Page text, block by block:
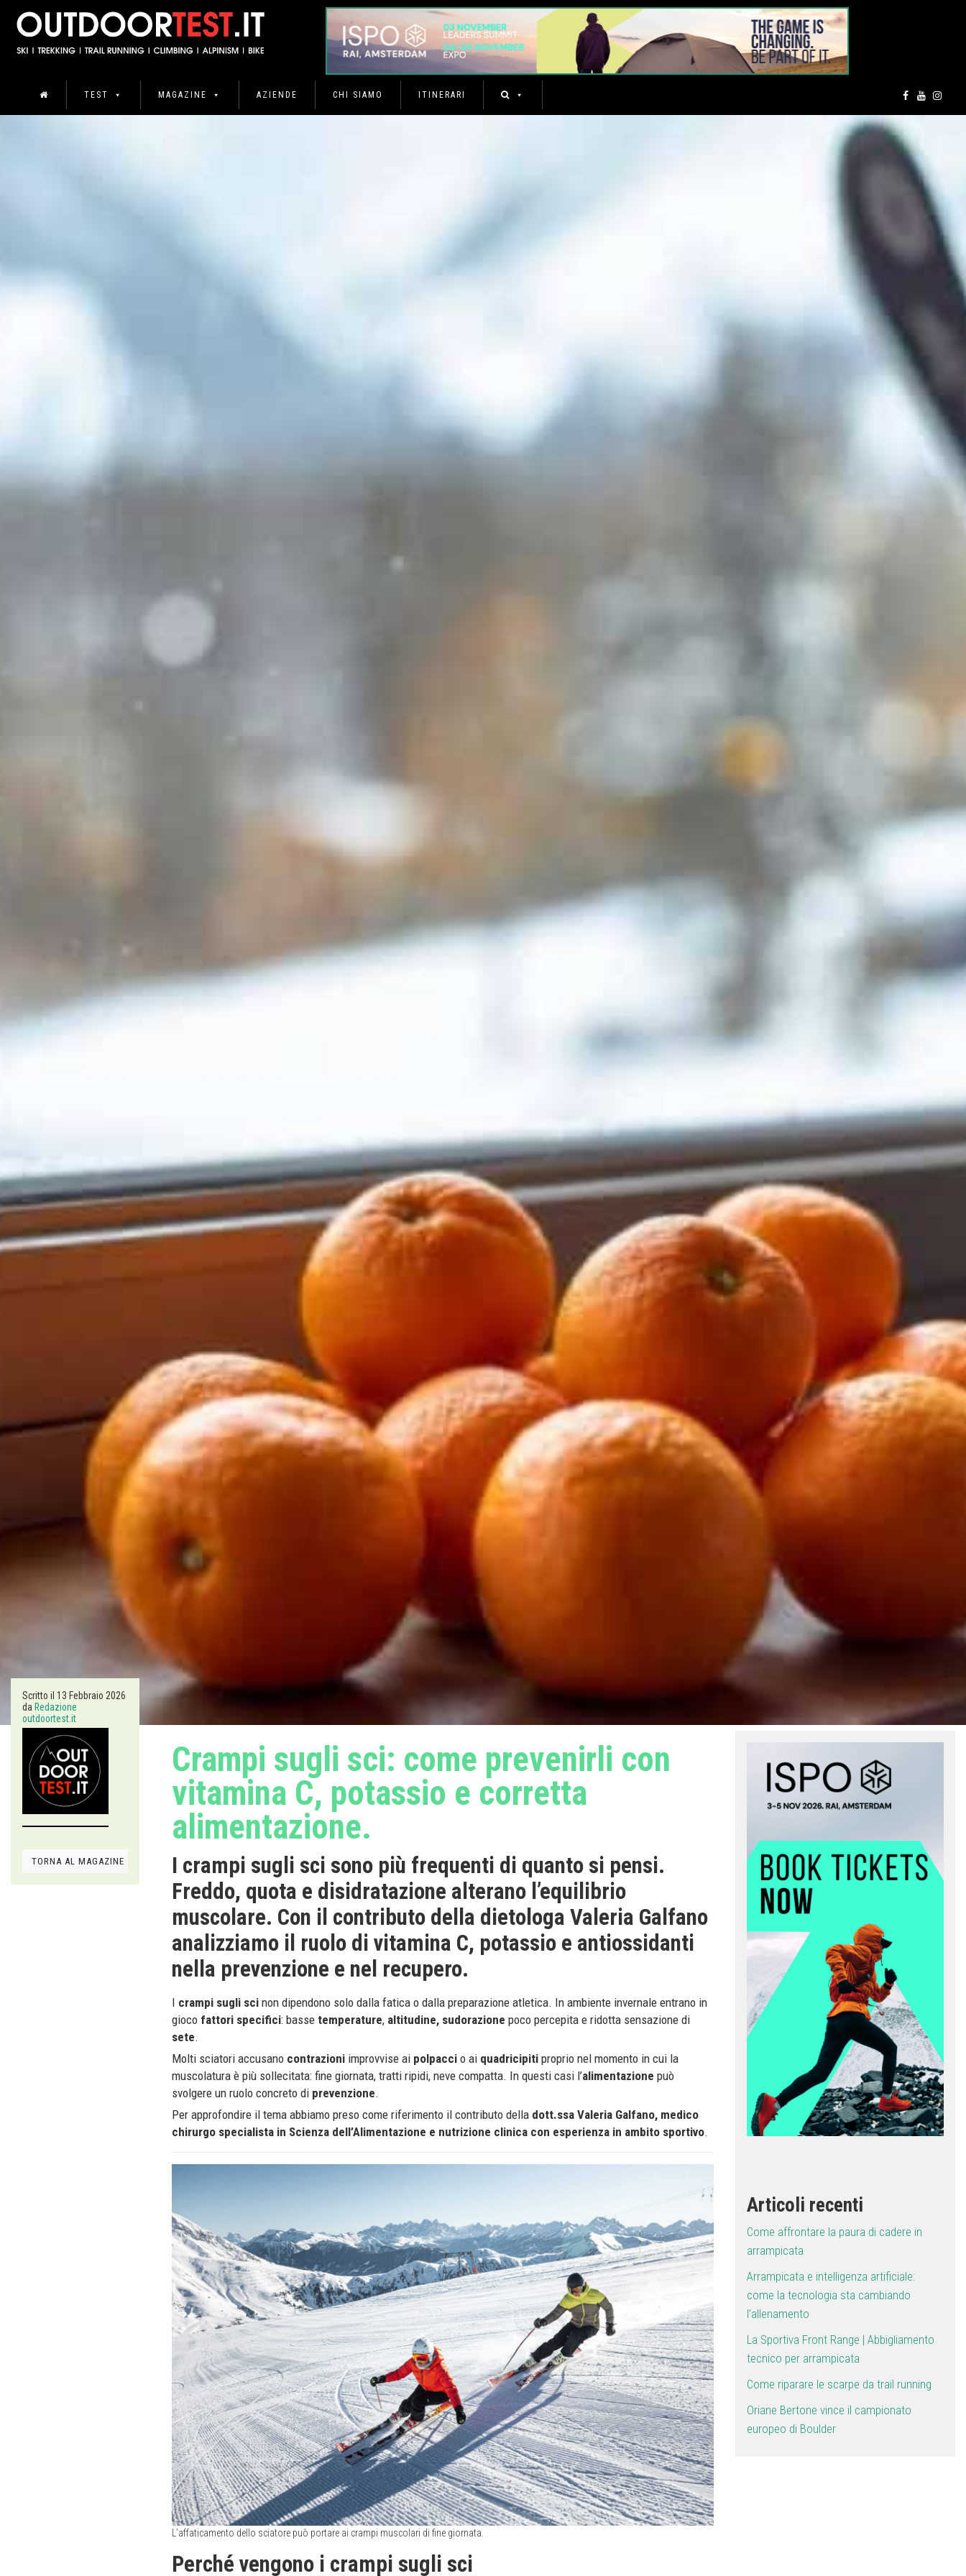
TEST MAGAZINE AZIENDE CHI SIAMO ITINERARI
Scritto il 13 Febbraio 2026
da Redazione
outdoortest.it
TORNA AL MAGAZINE
Crampi sugli sci: come prevenirli con
vitamina C, potassio e corretta
alimentazione.
I crampi sugli sci sono più frequenti di quanto si pensi.
Freddo, quota e disidratazione alterano l’equilibrio
muscolare. Con il contributo della dietologa Valeria Galfano
analizziamo il ruolo di vitamina C, potassio e antiossidanti
nella prevenzione e nel recupero.
I crampi sugli sci non dipendono solo dalla fatica o dalla preparazione atletica. In ambiente invernale entrano in
gioco fattori specifici: basse temperature, altitudine, sudorazione poco percepita e ridotta sensazione di
sete.
Molti sciatori accusano contrazioni improvvise ai polpacci o ai quadricipiti proprio nel momento in cui la
muscolatura è più sollecitata: fine giornata, tratti ripidi, neve compatta. In questi casi l’alimentazione può
svolgere un ruolo concreto di prevenzione.
Per approfondire il tema abbiamo preso come riferimento il contributo della dott.ssa Valeria Galfano, medico
chirurgo specialista in Scienza dell’Alimentazione e nutrizione clinica con esperienza in ambito sportivo.
L’affaticamento dello sciatore può portare ai crampi muscolari di fine giornata.
Perché vengono i crampi sugli sci
Articoli recenti
Come affrontare la paura di cadere in
arrampicata
Arrampicata e intelligenza artificiale:
come la tecnologia sta cambiando
l’allenamento
La Sportiva Front Range | Abbigliamento
tecnico per arrampicata
Come riparare le scarpe da trail running
Oriane Bertone vince il campionato
europeo di Boulder